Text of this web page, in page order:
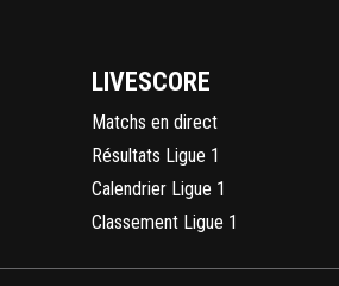
LIVESCORE
Matchs en direct
Résultats Ligue 1
Calendrier Ligue 1
Classement Ligue 1